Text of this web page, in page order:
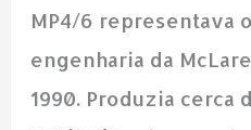
MP4/6 representava
engenharia da
1990. Produzia cerca